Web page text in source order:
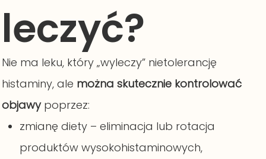
leczyć?
Nie ma leku, który „wyleczy” nietolerancję
histaminy, ale można skutecznie kontrolować
objawypoprzez:
zmianę diety – eliminacja lub rotacja
produktów wysokohistaminowych,